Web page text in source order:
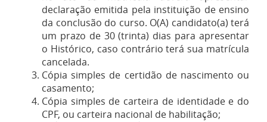
declaração emitida pela instituição de ensino
da conclusão do curso. O(A) candidato(a) terá
um prazo de 30 (trinta) dias para apresentar
o Histórico, caso contrário terá sua matrícula
cancelada.
Cópia simples de certidão de nascimento ou
casamento;
Cópia simples de carteira de identidade e do
CPF, ou carteira nacional de habilitação;